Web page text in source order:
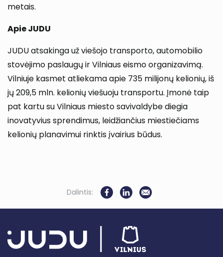
metais.
Apie JUDU
JUDU atsakinga už viešojo transporto, automobilio
stovėjimo paslaugų ir Vilniaus eismo organizavimą.
Vilniuje kasmet atliekama apie 735 milijonų kelionių, iš
jų 209,5 mln. kelionių viešuoju transportu. Įmonė taip
pat kartu su Vilniaus miesto savivaldybe diegia
inovatyvius sprendimus, leidžiančius miestiečiams
kelionių planavimui rinktis įvairius būdus.
Dalintis: